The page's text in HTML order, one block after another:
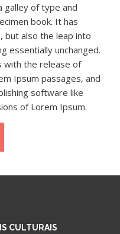
galley of type and
book. It has
but also the leap into
essentially unchanged.
with the release of
Ipsum passages, and
software like
of Lorem Ipsum.
CULTURAIS